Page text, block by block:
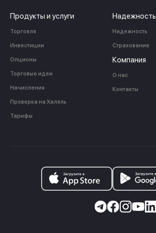
Продукты и услуги
Торговля
Инвестиции
Опционы
Торговые идеи
Начисления
Проверка на Халяль
Тарифы
Надежность
Надежность
Страхование
Компания
О нас
Контакты